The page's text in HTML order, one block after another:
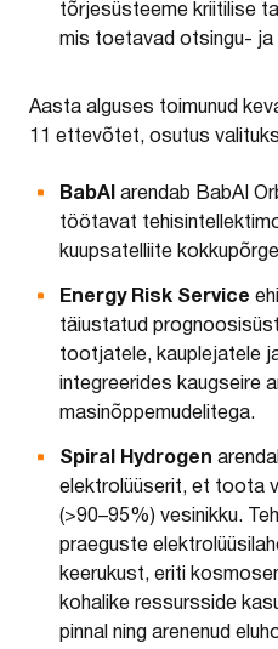
tõrjesüsteeme kriitilise
mis toetavad otsingu-
Aasta alguses toimunud
11 ettevõtet, osutus
BabAIarendab BabAI
töötavat
kuupsatelliite
Energy Risk Service
täiustatud
tootjatele, kauplejatele
integreerides kaugseire
masinõppemudelitega.
Spiral Hydrogen
elektrolüüserit, et toota
(>90–95%) vesinikku.
praeguste
keerukust, eriti
kohalike ressursside
pinnal ning arenenud